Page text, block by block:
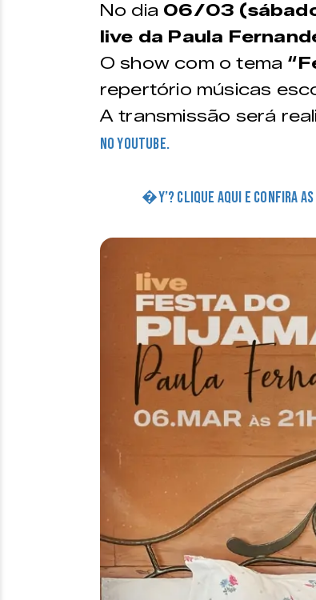
No dia 06/03
live da Paula
O show com o tema
repertório músicas
A transmissão será
no Youtube.
�Y’? CLIQUE AQUI E CONFIRA